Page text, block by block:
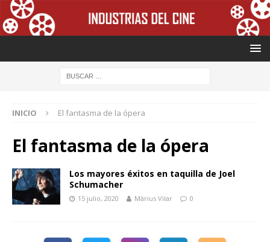
INICIO El fantasma de la ópera
El fantasma de la ópera
Los mayores éxitos en taquilla de Joel
Schumacher
15 julio, 2020 Màrius Vilar 0